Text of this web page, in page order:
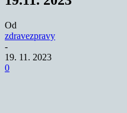
Od
zdravezpravy
-
19. 11. 2023
0